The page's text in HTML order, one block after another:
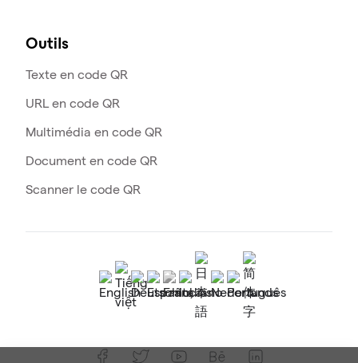
Outils
Texte en code QR
URL en code QR
Multimédia en code QR
Document en code QR
Scanner le code QR